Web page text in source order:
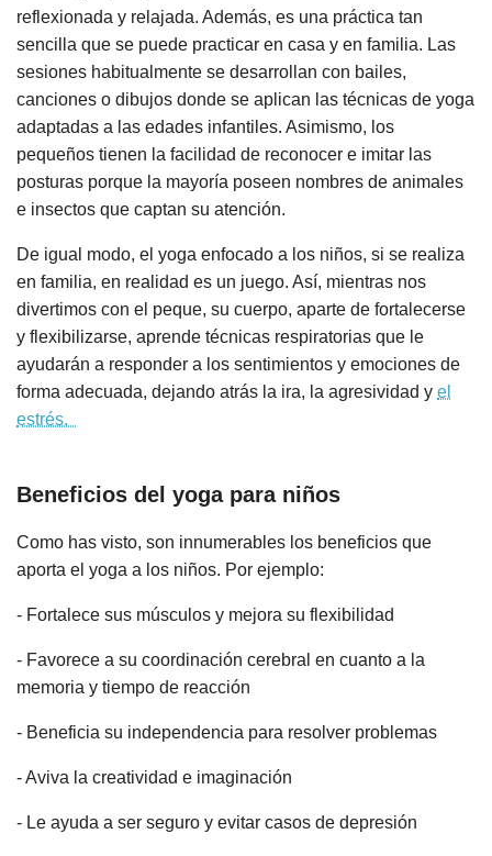
reflexionada y relajada. Además, es una práctica tan
sencilla que se puede practicar en casa y en familia. Las
sesiones habitualmente se desarrollan con bailes,
canciones o dibujos donde se aplican las técnicas de yoga
adaptadas a las edades infantiles. Asimismo, los
pequeños tienen la facilidad de reconocer e imitar las
posturas porque la mayoría poseen nombres de animales
e insectos que captan su atención.
De igual modo, el yoga enfocado a los niños, si se realiza
en familia, en realidad es un juego. Así, mientras nos
divertimos con el peque, su cuerpo, aparte de fortalecerse
y flexibilizarse, aprende técnicas respiratorias que le
ayudarán a responder a los sentimientos y emociones de
forma adecuada, dejando atrás la ira, la agresividad y el
estrés.
Beneficios del yoga para niños
Como has visto, son innumerables los beneficios que
aporta el yoga a los niños. Por ejemplo:
- Fortalece sus músculos y mejora su flexibilidad
- Favorece a su coordinación cerebral en cuanto a la
memoria y tiempo de reacción
- Beneficia su independencia para resolver problemas
- Aviva la creatividad e imaginación
- Le ayuda a ser seguro y evitar casos de depresión